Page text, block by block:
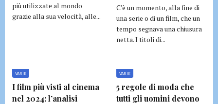
più utilizzate al mondo
grazie alla sua velocità, alle...
C’è un momento, alla fine di
una serie o di un film, che un
tempo segnava una chiusura
netta. I titoli di...
VARIE
I film più visti al cinema
nel 2024: l’analisi
VARIE
5 regole di moda che
tutti gli uomini devono